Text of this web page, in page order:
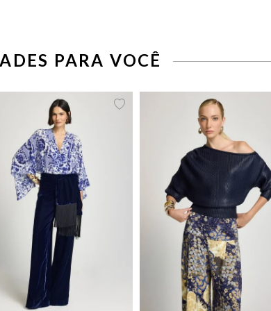
PARA VOCÊ
34 36 38 PP P M G